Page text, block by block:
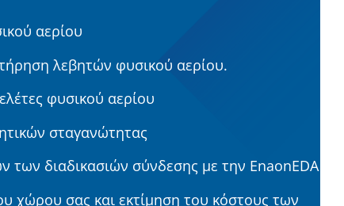
αερίου
λεβητών φυσικού αερίου.
φυσικού αερίου
σταγανώτητας
διαδικασιών σύνδεσης με την EnaonEDA
χώρου σας και εκτίμηση του κόστους των